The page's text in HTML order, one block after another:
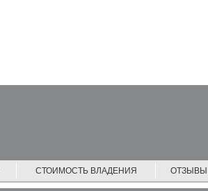
СТОИМОСТЬ ВЛАДЕНИЯ ОТЗЫВЫ